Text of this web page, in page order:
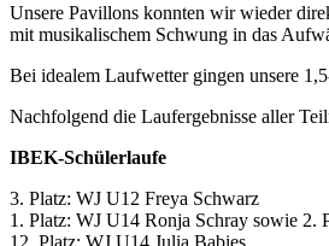
Unsere Pavillons konnten wir wieder
mit musikalischem Schwung in das
Bei idealem Laufwetter gingen unsere
Nachfolgend die Laufergebnisse aller
IBEK-Schülerlaufe
3. Platz: WJ U12 Freya Schwarz
1. Platz: WJ U14 Ronja Schray sowie 2.
12. Platz: WJ U14 Julia Babies